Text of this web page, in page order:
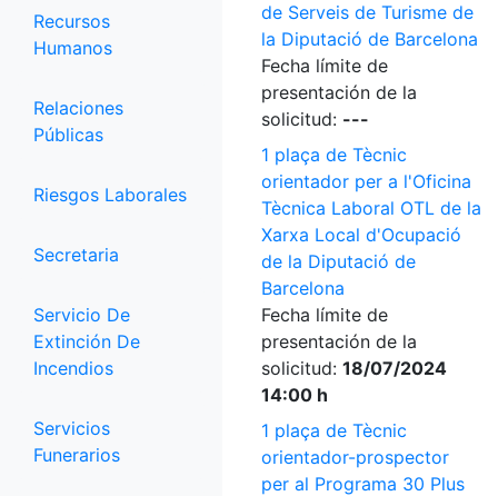
Recursos
Humanos
Relaciones
Públicas
Riesgos Laborales
Secretaria
Servicio De
Extinción De
Incendios
Servicios
Funerarios
de Serveis de Turisme de
la Diputació de Barcelona
Fecha límite de
presentación de la
solicitud: ---
1 plaça de Tècnic
orientador per a l'Oficina
Tècnica Laboral OTL de la
Xarxa Local d'Ocupació
de la Diputació de
Barcelona
Fecha límite de
presentación de la
solicitud: 18/07/2024
14:00 h
1 plaça de Tècnic
orientador-prospector
per al Programa 30 Plus